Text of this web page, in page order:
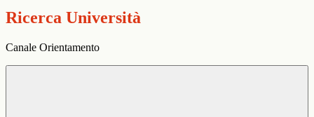
Ricerca Università
Canale Orientamento